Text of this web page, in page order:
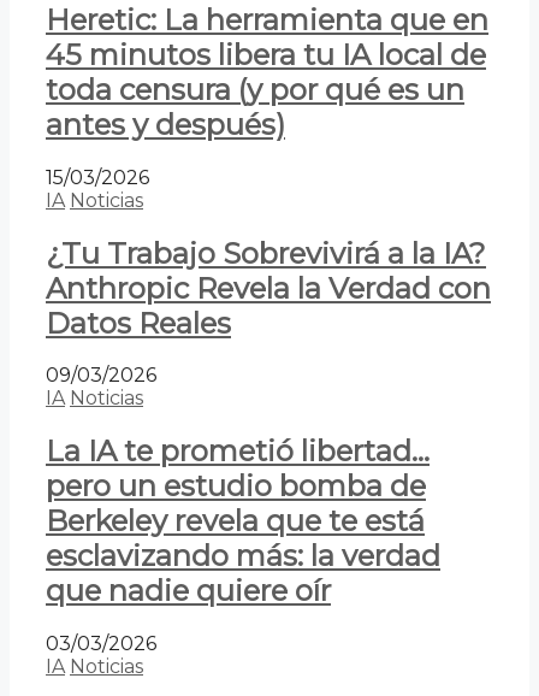
Heretic: La herramienta que en
45 minutos libera tu IA local de
toda censura (y por qué es un
antes y después)
15/03/2026
IA Noticias
¿Tu Trabajo Sobrevivirá a la IA?
Anthropic Revela la Verdad con
Datos Reales
09/03/2026
IA Noticias
La IA te prometió libertad…
pero un estudio bomba de
Berkeley revela que te está
esclavizando más: la verdad
que nadie quiere oír
03/03/2026
IA Noticias